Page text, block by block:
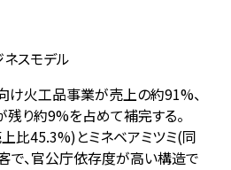
スモデル
け火工品事業が売上の約91%、
り約9%を占めて補完する。
比45.3%)とミネベアミツミ(同
で、官公庁依存度が高い構造で